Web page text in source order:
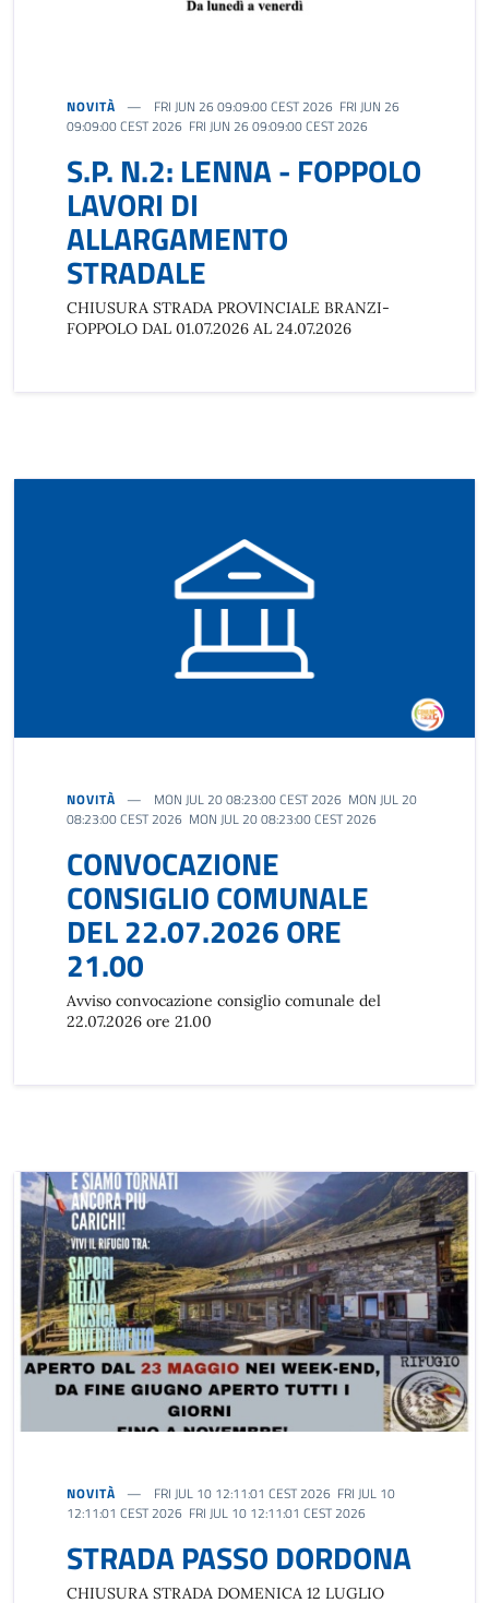
NOVITÀ
FRI JUN 26 09:09:00 CEST 2026 FRI JUN 26
09:09:00 CEST 2026 FRI JUN 26 09:09:00 CEST 2026
S.P. N.2: LENNA - FOPPOLO
LAVORI DI
ALLARGAMENTO
STRADALE
CHIUSURA STRADA PROVINCIALE BRANZI-
FOPPOLO DAL 01.07.2026 AL 24.07.2026
NOVITÀ
MON JUL 20 08:23:00 CEST 2026 MON JUL 20
08:23:00 CEST 2026 MON JUL 20 08:23:00 CEST 2026
CONVOCAZIONE
CONSIGLIO COMUNALE
DEL 22.07.2026 ORE
21.00
Avviso convocazione consiglio comunale del
22.07.2026 ore 21.00
NOVITÀ
FRI JUL 10 12:11:01 CEST 2026 FRI JUL 10
12:11:01 CEST 2026 FRI JUL 10 12:11:01 CEST 2026
STRADA PASSO DORDONA
CHIUSURA STRADA DOMENICA 12 LUGLIO